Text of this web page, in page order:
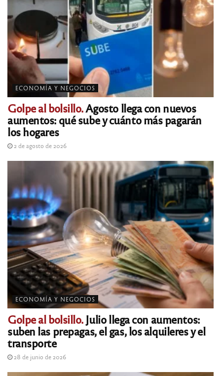
ECONOMÍA Y NEGOCIOS
Golpe al bolsillo.Agosto llega con nuevos
aumentos: qué sube y cuánto más pagarán
los hogares
2 de agosto de 2026
ECONOMÍA Y NEGOCIOS
Golpe al bolsillo.Julio llega con aumentos:
suben las prepagas, el gas, los alquileres y el
transporte
28 de junio de 2026